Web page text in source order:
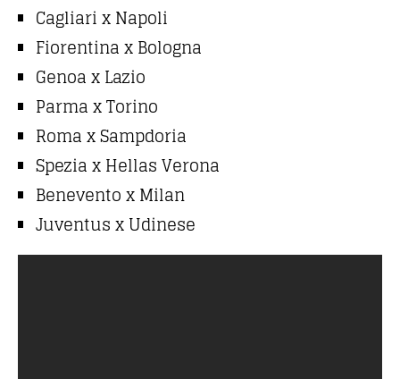
Cagliari x Napoli
Fiorentina x Bologna
Genoa x Lazio
Parma x Torino
Roma x Sampdoria
Spezia x Hellas Verona
Benevento x Milan
Juventus x Udinese